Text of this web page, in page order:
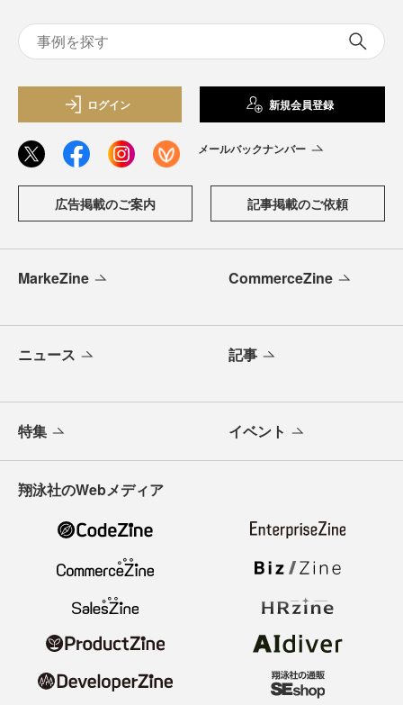
ログイン 新規会員登録
メールバックナンバー
広告掲載のご案内 記事掲載のご依頼
MarkeZine CommerceZine
ニュース 記事
特集 イベント
翔泳社のWebメディア